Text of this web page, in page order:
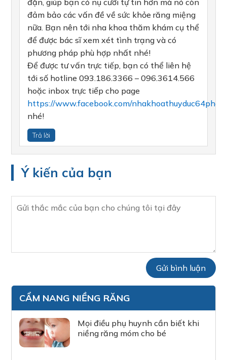
đặn, giúp bạn có nụ cười tự tin hơn mà nó còn
đảm bảo các vấn đề về sức khỏe răng miệng
nữa. Bạn nên tới nha khoa thăm khám cụ thể
để được bác sĩ xem xét tình trạng và có
phương pháp phù hợp nhất nhé!
Để được tư vấn trực tiếp, bạn có thể liên hệ
tới số hotline 093.186.3366 – 096.3614.566
hoặc inbox trực tiếp cho page
https://www.facebook.com/
nhé!
Trả lời
Ý kiến của bạn
CẨM NANG NIỀNG RĂNG
Mọi điều phụ huynh cần biết khi
niềng răng móm cho bé